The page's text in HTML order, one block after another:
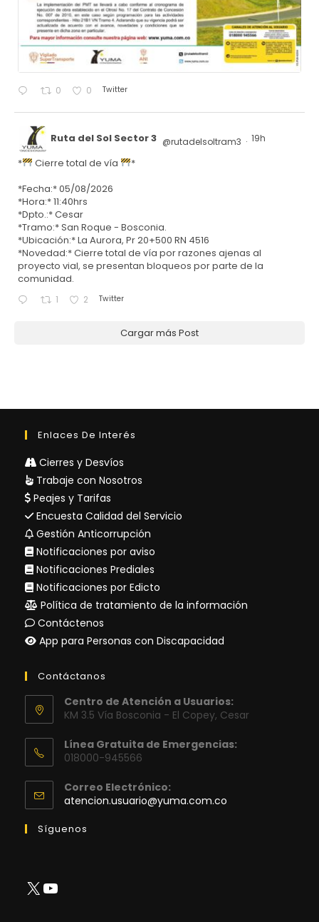
0 0 Twitter
Ruta del Sol Sector 3 @rutadelsoltram3 · 19h
* Cierre total de vía
*
*Fecha:* 05/08/2026
*Hora:* 11:40hrs
*Dpto.:* Cesar
*Tramo:* San Roque - Bosconia.
*Ubicación:* La Aurora, Pr 20+500 RN 4516
*Novedad:* Cierre total de vía por razones ajenas al
proyecto vial, se presentan bloqueos por parte de la
comunidad.
1 2 Twitter
Cargar más Post
Enlaces De Interés
Cierres y Desvíos
Trabaje con Nosotros
Peajes y Tarifas
Encuesta Calidad del Servicio
Gestión Anticorrupción
Notificaciones por aviso
Notificaciones Prediales
Notificaciones por Edicto
Política de tratamiento de la información
Contáctenos
App para Personas con Discapacidad
Contáctanos
Centro de Atención a Usuarios:
KM 3.5 Vía Bosconia - El Copey, Cesar
Línea Gratuita de Emergencias:
018000-945566
Correo Electrónico:
atencion.usuario@yuma.com.co
Síguenos
X YouTube